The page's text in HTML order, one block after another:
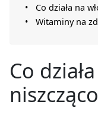
Co działa na
Witaminy na
Co